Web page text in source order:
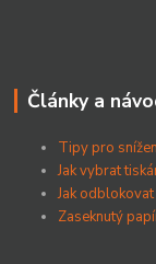
Články a
Tipy pro
Jak vybrat
Jak
Zaseknutý